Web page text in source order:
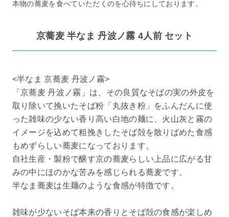
本物の蕎麦を食べていただくのを心待ちにしております。
京蕎麦 半なま 丹波ノ霧 4人前 セット
<半なま 京蕎麦 丹波ノ霧>
「京蕎麦 丹波ノ霧」は、その良質なそばの実の外皮を
取り除いて挽いたそば粉「丸抜き粉」をふんだんに使
った雑味の少ない香り高い白地の麺に、火山灰と霧の
イメージを込めて粗挽きしたそば殻を散りばめた食感
もめずらしい蕎麦になっております。
自社生産・製粉で醸す京の蕎麦らしい上品に広がる甘
みの中にほのかな苦みを感じられる蕎麦です。
半なま蕎麦は生麺のような食感が特徴です。
雑味が少ないそば本来の香りとそば殻の食感が楽しめ